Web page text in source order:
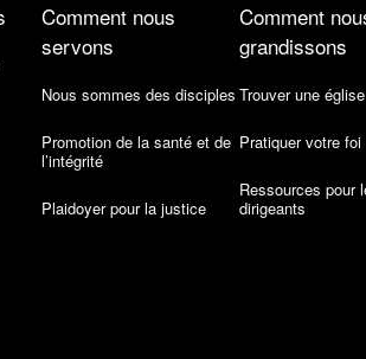
Comment nous
servons
Nous sommes des disciples
Promotion de la santé et de
l’intégrité
Plaidoyer pour la justice
Comment
grandissons
Trouver une église
Pratiquer votre foi
Ressources pour
dirigeants